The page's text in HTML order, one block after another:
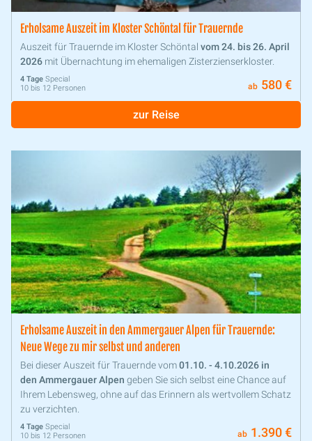
Erholsame Auszeit im Kloster Schöntal für Trauernde
Auszeit für Trauernde im Kloster Schöntal vom 24. bis 26. April
2026 mit Übernachtung im ehemaligen Zisterzienserkloster.
4 Tage Special
10 bis 12 Personen
ab 580 €
zur Reise
Erholsame Auszeit ​​​​​​​in den Ammergauer Alpen für Trauernde:
Neue Wege zu mir selbst und anderen
Bei dieser Auszeit für Trauernde vom01.10. - 4.10.2026 in
den Ammergauer Alpen geben Sie sich selbst eine Chance auf
Ihrem Lebensweg, ohne auf das Erinnern als wertvollem Schatz
zu verzichten.
4 Tage Special
10 bis 12 Personen
ab 1.390 €